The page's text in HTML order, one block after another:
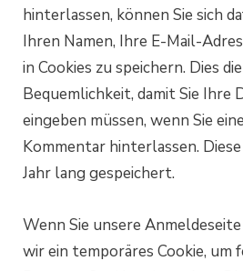
hinterlassen, können Sie sich
Ihren Namen, Ihre E-Mail-
in Cookies zu speichern. Dies
Bequemlichkeit, damit Sie
eingeben müssen, wenn Sie
Kommentar hinterlassen.
Jahr lang gespeichert.
Wenn Sie unsere
wir ein temporäres Cookie,